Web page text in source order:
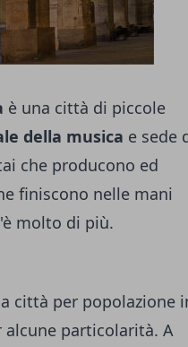
è una città di piccole
della musica e sede
che producono ed
finiscono nelle mani
molto di più.
città per popolazione
particolarità. A